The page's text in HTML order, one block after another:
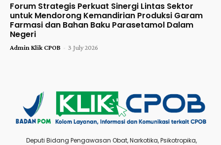
Forum Strategis Perkuat Sinergi Lintas Sektor
untuk Mendorong Kemandirian Produksi Garam
Farmasi dan Bahan Baku Parasetamol Dalam
Negeri
Admin Klik CPOB - 3 July 2026
Deputi Bidang Pengawasan Obat, Narkotika, Psikotropika,